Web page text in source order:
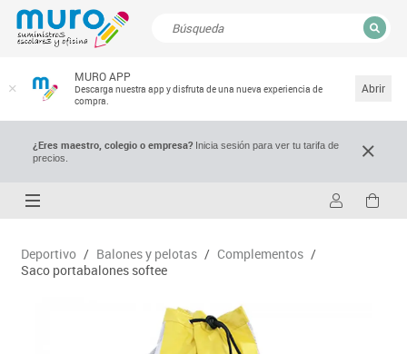
MURO APP
Descarga nuestra app y disfruta de una nueva experiencia de
compra.
Abrir
¿Eres maestro, colegio o empresa?Inicia sesión para ver tu tarifa de
precios.
Deportivo / Balones y pelotas / Complementos /
Saco portabalones softee